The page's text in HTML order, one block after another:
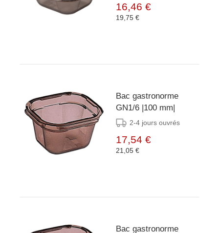
16,46 €
19,75 €
Bac gastronorme
GN1/6 |100 mm|
2-4 jours ouvrés
17,54 €
21,05 €
Bac gastronorme